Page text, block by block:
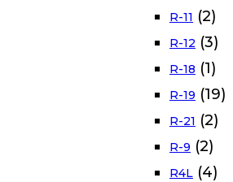
R-11 (2)
R-12 (3)
R-18 (1)
R-19 (19)
R-21 (2)
R-9 (2)
R4L (4)